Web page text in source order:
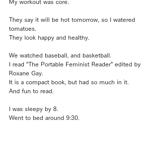
My workout was core.
They say it will be hot tomorrow, so I watered
tomatoes.
They look happy and healthy.
We watched baseball, and basketball.
I read “The Portable Feminist Reader” edited by
Roxane Gay.
It is a compact book, but had so much in it.
And fun to read.
I was sleepy by 8.
Went to bed around 9:30.